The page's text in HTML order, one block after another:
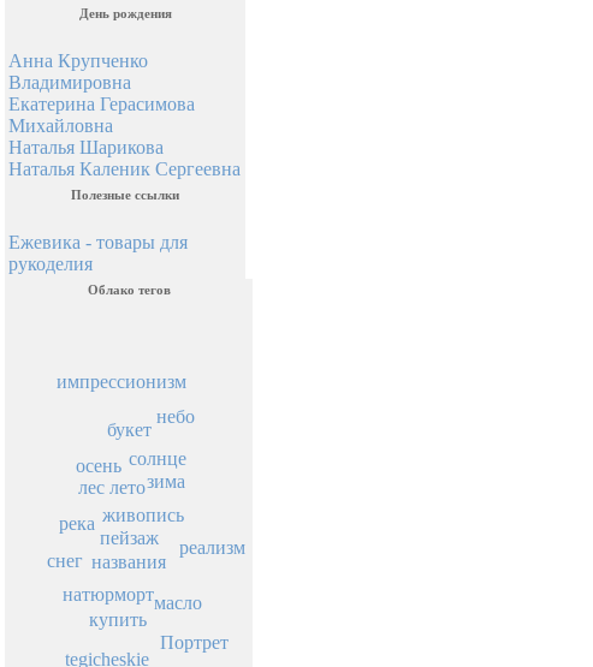
День рождения
Анна Крупченко
Владимировна
Екатерина Герасимова
Михайловна
Наталья Шарикова
Наталья Каленик Сергеевна
Полезные ссылки
Ежевика - товары для
рукоделия
Облако тегов
пейзаж
названия
живопись
лето
натюрморт
купить
солнце
лес
зима
осень
букет
масло
река
снег
tegicheskie
реализм
небо
импрессионизм
Портрет